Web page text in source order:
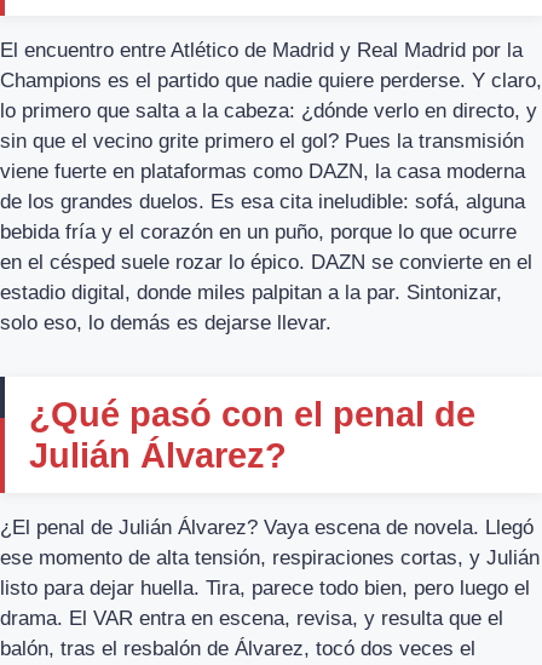
El encuentro entre Atlético de Madrid y Real Madrid por la
Champions es el partido que nadie quiere perderse. Y claro,
lo primero que salta a la cabeza: ¿dónde verlo en directo, y
sin que el vecino grite primero el gol? Pues la transmisión
viene fuerte en plataformas como DAZN, la casa moderna
de los grandes duelos. Es esa cita ineludible: sofá, alguna
bebida fría y el corazón en un puño, porque lo que ocurre
en el césped suele rozar lo épico. DAZN se convierte en el
estadio digital, donde miles palpitan a la par. Sintonizar,
solo eso, lo demás es dejarse llevar.
¿Qué pasó con el penal de
Julián Álvarez?
¿El penal de Julián Álvarez? Vaya escena de novela. Llegó
ese momento de alta tensión, respiraciones cortas, y Julián
listo para dejar huella. Tira, parece todo bien, pero luego el
drama. El VAR entra en escena, revisa, y resulta que el
balón, tras el resbalón de Álvarez, tocó dos veces el